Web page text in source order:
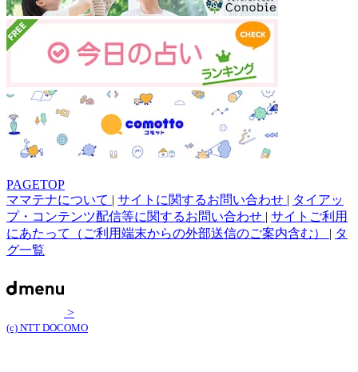
PAGETOP
ママテナについて | サイトに関するお問い合わせ | タイアッ
プ・コンテンツ配信等に関するお問い合わせ | サイトご利用
にあたって（ご利用端末からの外部送信のご案内含む） | タ
グ一覧
>
(c) NTT DOCOMO